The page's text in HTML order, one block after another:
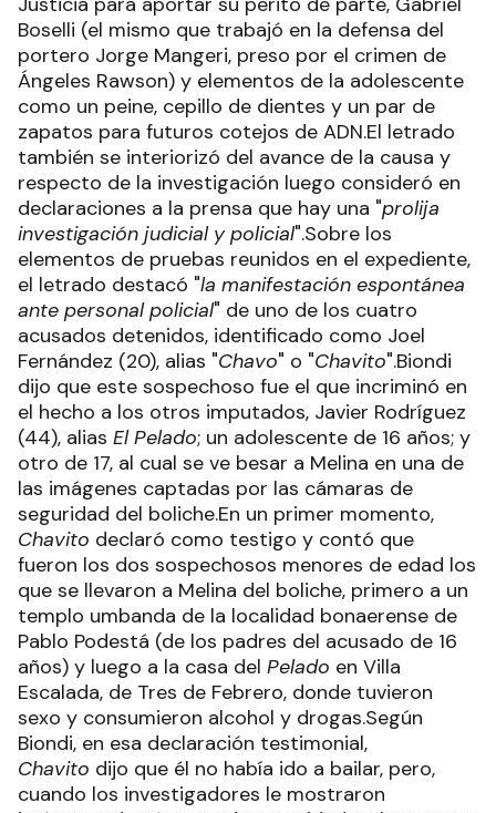
Boselli (el mismo que trabajó en la defensa del
portero Jorge Mangeri, preso por el crimen de
Ángeles Rawson) y elementos de la adolescente
como un peine, cepillo de dientes y un par de
zapatos para futuros cotejos de ADN.El letrado
también se interiorizó del avance de la causa y
respecto de la investigación luego consideró en
declaraciones a la prensa que hay una "prolija
investigación judicial y policial".Sobre los
elementos de pruebas reunidos en el expediente,
el letrado destacó "la manifestación espontánea
ante personal policial" de uno de los cuatro
acusados detenidos, identificado como Joel
Fernández (20), alias "Chavo" o "Chavito".Biondi
dijo que este sospechoso fue el que incriminó en
el hecho a los otros imputados, Javier Rodríguez
(44), alias El Pelado; un adolescente de 16 años; y
otro de 17, al cual se ve besar a Melina en una de
las imágenes captadas por las cámaras de
seguridad del boliche.En un primer momento,
Chavito declaró como testigo y contó que
fueron los dos sospechosos menores de edad los
que se llevaron a Melina del boliche, primero a un
templo umbanda de la localidad bonaerense de
Pablo Podestá (de los padres del acusado de 16
años) y luego a la casa del Pelado en Villa
Escalada, de Tres de Febrero, donde tuvieron
sexo y consumieron alcohol y drogas.Según
Biondi, en esa declaración testimonial,
Chavito dijo que él no había ido a bailar, pero,
cuando los investigadores le mostraron